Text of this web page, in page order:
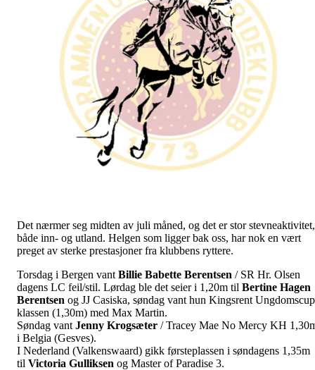
Det nærmer seg midten av juli måned, og det er stor
både inn- og utland. Helgen som ligger bak oss, har nok en vært
preget av sterke prestasjoner fra klubbens ryttere.
Torsdag i Bergen vant Billie Babette Berentsen / SR Hr. Olsen
dagens LC feil/stil. Lørdag ble det seier i 1,20m til Bertine Hagen
Berentsen og JJ Casiska, søndag vant hun Kingsrent
klassen (1,30m) med Max Martin.
Søndag vant Jenny Krogsæter / Tracey Mae No Mercy KH
i Belgia (Gesves).
I Nederland (Valkenswaard) gikk førsteplassen i søndagens 1,35m
til Victoria Gulliksen og Master of Paradise 3.